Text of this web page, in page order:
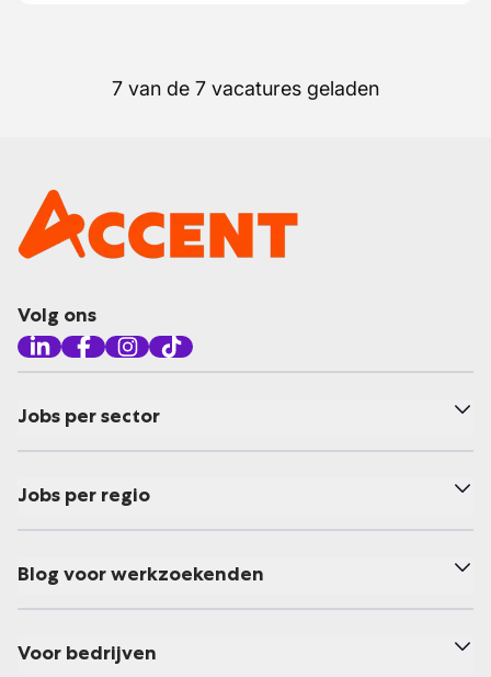
7 van de 7 vacatures geladen
Volg ons
Jobs per sector
Jobs per regio
Blog voor werkzoekenden
Voor bedrijven